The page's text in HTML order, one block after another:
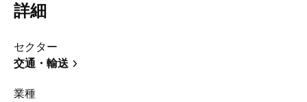
詳細
セクター
交通・輸送
業種